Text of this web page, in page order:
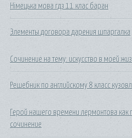
Німецька мова гдз 11 клас баран
Элементы договора дарения шпаргалка
Сочинение на тему: искусство в моей
Решебник по английскому 8 класс
Герой нашего времени лермонтова как
сочинение